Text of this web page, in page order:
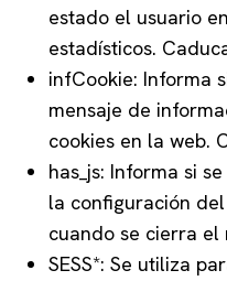
estado el usuario
estadísticos.
infCookie: Informa
mensaje de
cookies en la web.
has_js: Informa si
la configuración
cuando se cierra el
SESS*: Se utiliza